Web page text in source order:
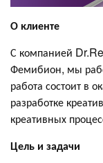
О клиенте
С компанией
Фемибион, мы
работа состоит в
разработке
креативных
Цель и задачи